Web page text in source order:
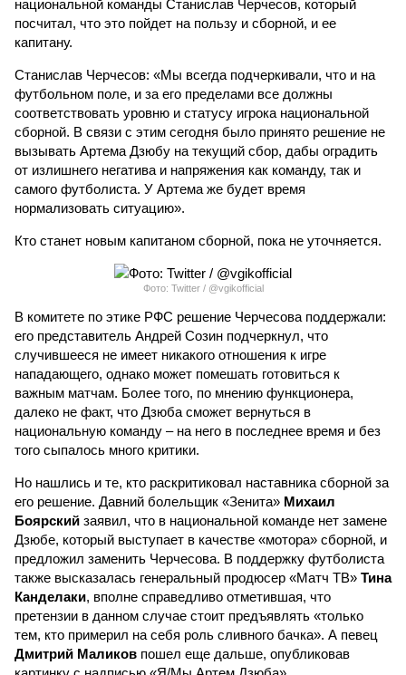
национальной команды Станислав Черчесов, который
посчитал, что это пойдет на пользу и сборной, и ее
капитану.
Станислав Черчесов: «Мы всегда подчеркивали, что и на
футбольном поле, и за его пределами все должны
соответствовать уровню и статусу игрока национальной
сборной. В связи с этим сегодня было принято решение не
вызывать Артема Дзюбу на текущий сбор, дабы оградить
от излишнего негатива и напряжения как команду, так и
самого футболиста. У Артема же будет время
нормализовать ситуацию».
Кто станет новым капитаном сборной, пока не уточняется.
Фото: Twitter / @vgikofficial
В комитете по этике РФС решение Черчесова поддержали:
его представитель Андрей Созин подчеркнул, что
случившееся не имеет никакого отношения к игре
нападающего, однако может помешать готовиться к
важным матчам. Более того, по мнению функционера,
далеко не факт, что Дзюба сможет вернуться в
национальную команду – на него в последнее время и без
того сыпалось много критики.
Но нашлись и те, кто раскритиковал наставника сборной за
его решение. Давний болельщик «Зенита» Михаил
Боярский заявил, что в национальной команде нет замене
Дзюбе, который выступает в качестве «мотора» сборной, и
предложил заменить Черчесова. В поддержку футболиста
также высказалась генеральный продюсер «Матч ТВ» Тина
Канделаки, вполне справедливо отметившая, что
претензии в данном случае стоит предъявлять «только
тем, кто примерил на себя роль сливного бачка». А певец
Дмитрий Маликов пошел еще дальше, опубликовав